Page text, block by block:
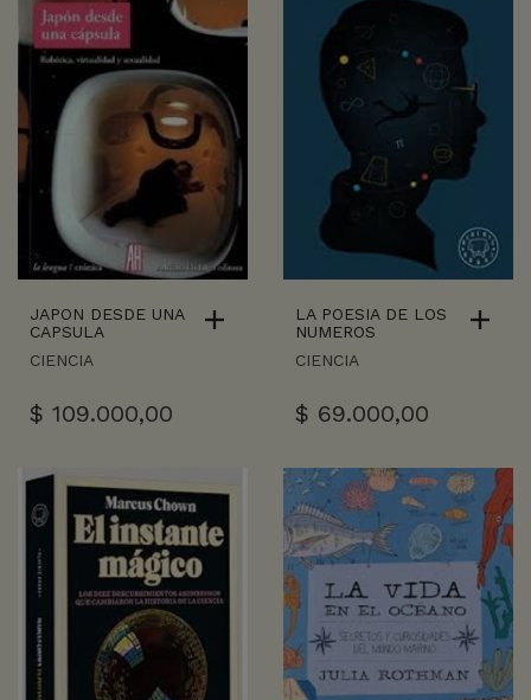
JAPON DESDE UNA
CAPSULA
CIENCIA
$ 109.000,00
LA POESIA DE LOS
NUMEROS
CIENCIA
$ 69.000,00